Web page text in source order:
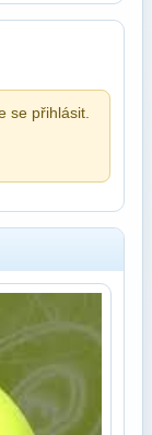
se přihlásit.